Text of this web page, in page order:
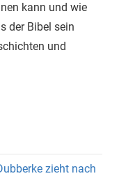
kann und wie
der Bibel sein
und
zieht nach